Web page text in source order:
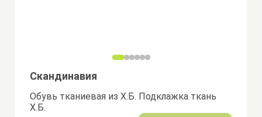
Скандинавия
Обувь тканиевая из Х.Б. Подклажка ткань
Х.Б.